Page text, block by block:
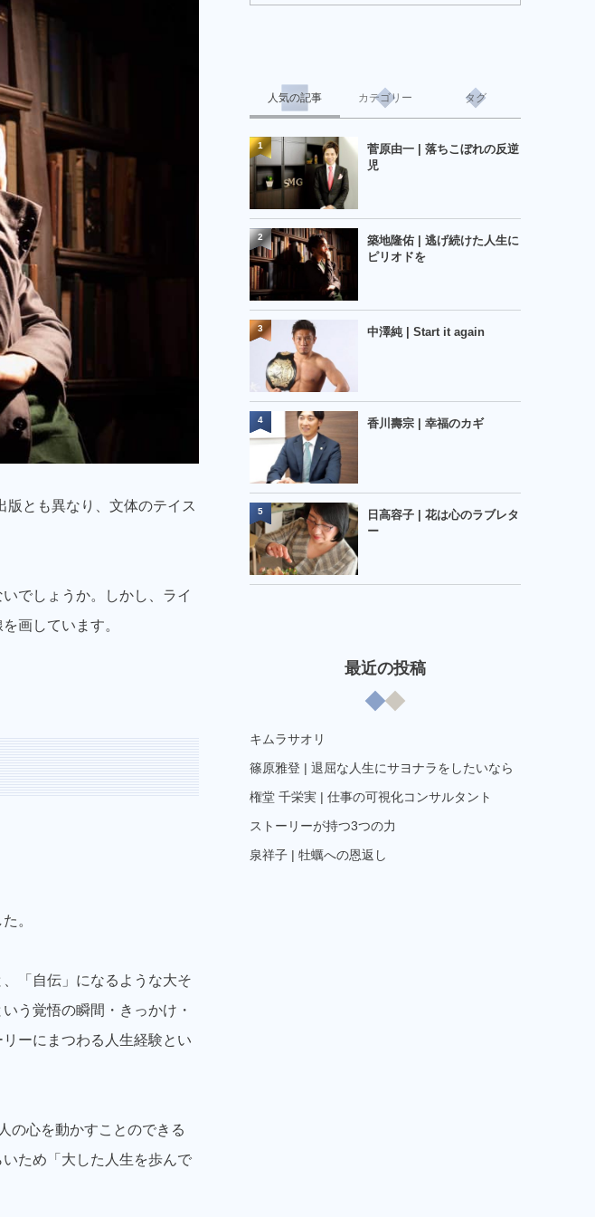
とも異なり、文体のテイス
でしょうか。しかし、ライ
画しています。
。
「自伝」になるような大そ
う覚悟の瞬間・きっかけ・
ーにまつわる人生経験とい
の心を動かすことのできる
ため「大した人生を歩んで
人気の記事 カテゴリー タグ
菅原由一 | 落ちこぼれの反逆
児
1
築地隆佑 | 逃げ続けた人生に
ピリオドを
2
中澤純 | Start it again
3
香川壽宗 | 幸福のカギ
4
日高容子 | 花は心のラブレタ
ー
5
最近の投稿
キムラサオリ
篠原雅登 | 退屈な人生にサヨナラをしたいなら
権堂 千栄実 | 仕事の可視化コンサルタント
ストーリーが持つ3つの力
泉祥子 | 牡蠣への恩返し